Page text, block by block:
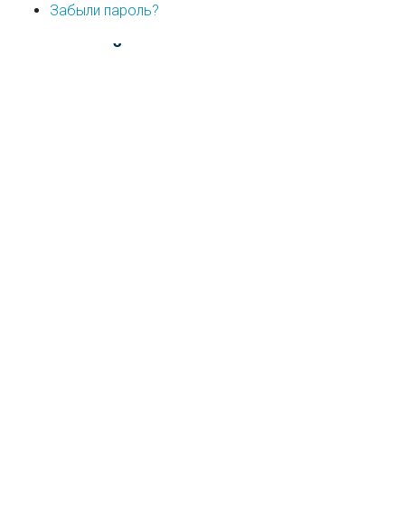
Забыли пароль?
...или войдите используя